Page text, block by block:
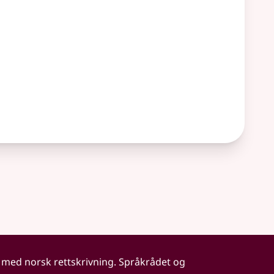
norsk rettskrivning. Språkrådet og